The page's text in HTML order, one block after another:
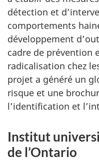
détection et
comportements
développement
cadre de prévention
radicalisation chez
projet a généré un
risque et une
l’identification et
Institut
de l’Ontario